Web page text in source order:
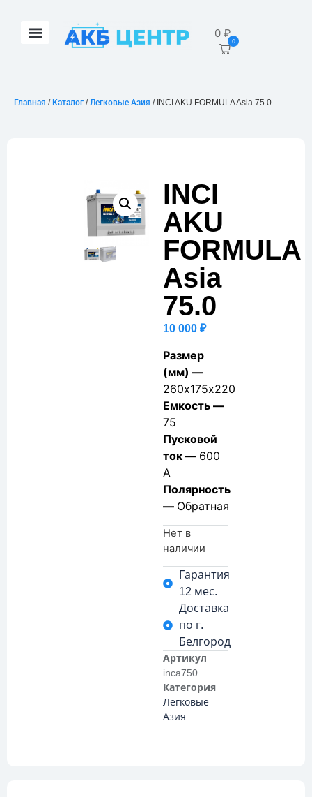
0₽
0
Главная / Каталог /Легковые Азия / INCI AKU FORMULA Asia 75.0
INCI
AKU
FORMULA
Asia
75.0
10 000 ₽
Размер
(мм) —
260х175х220
Емкость —
75
Пусковой
ток — 600
А
Полярность
— Обратная
Нет в
наличии
Гарантия
12 мес.
Доставка
по г.
Белгород
Артикул
inca750
Категория
Легковые
Азия